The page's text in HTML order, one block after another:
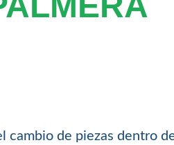
cambio de piezas dentro